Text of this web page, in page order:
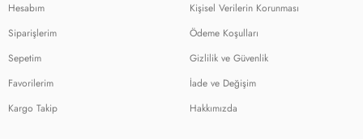
Hesabım
Siparişlerim
Sepetim
Favorilerim
Kargo Takip
Kişisel Verilerin Korunması
Ödeme Koşulları
Gizlilik ve Güvenlik
İade ve Değişim
Hakkımızda